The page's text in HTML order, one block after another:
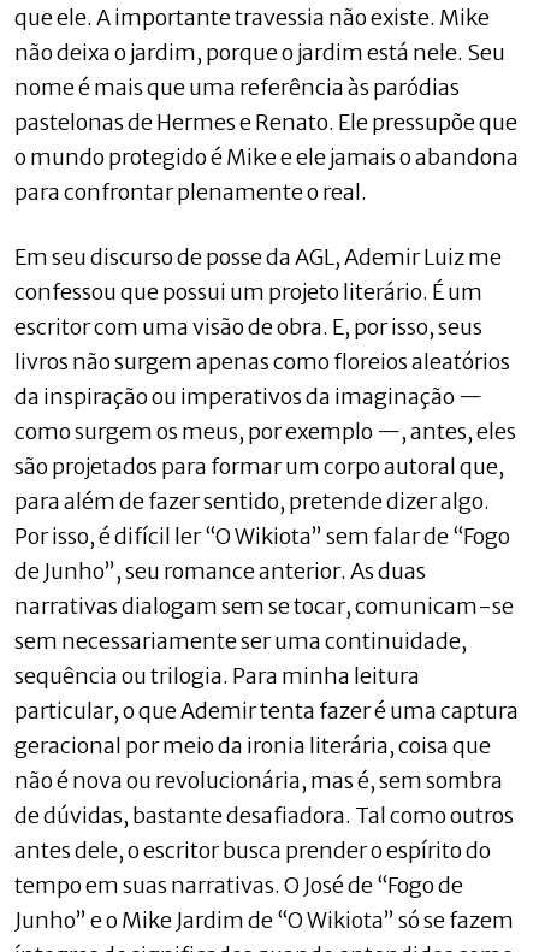
que ele. A importante travessia não existe. Mike
não deixa o jardim, porque o jardim está nele. Seu
nome é mais que uma referência às paródias
pastelonas de Hermes e Renato. Ele pressupõe que
o mundo protegido é Mike e ele jamais o abandona
para confrontar plenamente o real.
Em seu discurso de posse da AGL, Ademir Luiz me
confessou que possui um projeto literário. É um
escritor com uma visão de obra. E, por isso, seus
livros não surgem apenas como floreios aleatórios
da inspiração ou imperativos da imaginação —
como surgem os meus, por exemplo —, antes, eles
são projetados para formar um corpo autoral que,
para além de fazer sentido, pretende dizer algo.
Por isso, é difícil ler “O Wikiota” sem falar de “Fogo
de Junho”, seu romance anterior. As duas
narrativas dialogam sem se tocar, comunicam-se
sem necessariamente ser uma continuidade,
sequência ou trilogia. Para minha leitura
particular, o que Ademir tenta fazer é uma captura
geracional por meio da ironia literária, coisa que
não é nova ou revolucionária, mas é, sem sombra
de dúvidas, bastante desafiadora. Tal como outros
antes dele, o escritor busca prender o espírito do
tempo em suas narrativas. O José de “Fogo de
Junho” e o Mike Jardim de “O Wikiota” só se fazem